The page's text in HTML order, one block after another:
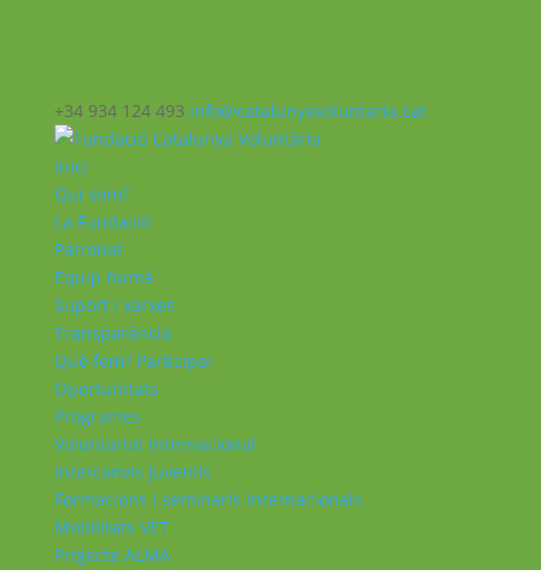
+34 934 124 493 info@catalunyavoluntaria.cat
Inici
Qui som?
La Fundació
Patronat
Equip humà
Suport i xarxes
Transparència
Què fem? Participa!
Oportunitats
Programes
Voluntariat Internacional
Intercanvis Juvenils
Formacions i seminaris Internacionals
Mobilitats VET
Projecte ALMA